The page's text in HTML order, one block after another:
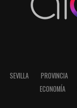
SEVILLA PROVINCIA
ECONOMÍA